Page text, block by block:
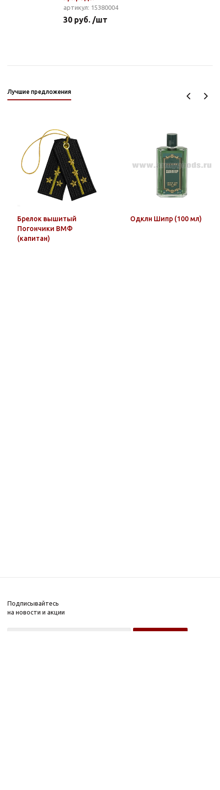
артикул: 15380004
30 руб. /шт
Лучшие предложения
Брелок вышитый
Погончики ВМФ
(капитан)
Одклн Шипр (100 мл)
Подписывайтесь
на новости и акции